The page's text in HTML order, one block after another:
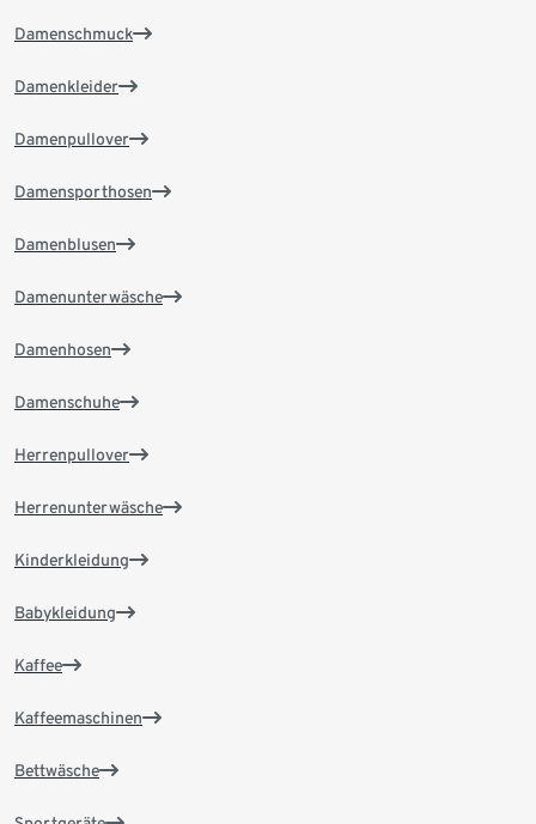
Damenschmuck
Damenkleider
Damenpullover
Damensporthosen
Damenblusen
Damenunterwäsche
Damenhosen
Damenschuhe
Herrenpullover
Herrenunterwäsche
Kinderkleidung
Babykleidung
Kaffee
Kaffeemaschinen
Bettwäsche